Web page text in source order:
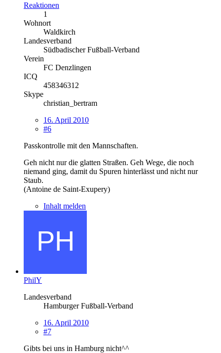
Reaktionen
1
Wohnort
Waldkirch
Landesverband
Südbadischer Fußball-Verband
Verein
FC Denzlingen
ICQ
458346312
Skype
christian_bertram
16. April 2010
#6
Passkontrolle mit den Mannschaften.
Geh nicht nur die glatten Straßen. Geh Wege, die noch
niemand ging, damit du Spuren hinterlässt und nicht nur
Staub.
(Antoine de Saint-Exupery)
Inhalt melden
PhilY
Landesverband
Hamburger Fußball-Verband
16. April 2010
#7
Gibts bei uns in Hamburg nicht^^